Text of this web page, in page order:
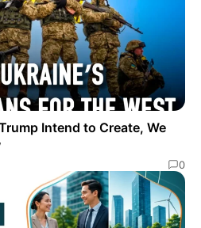
Intend to Create, We
0